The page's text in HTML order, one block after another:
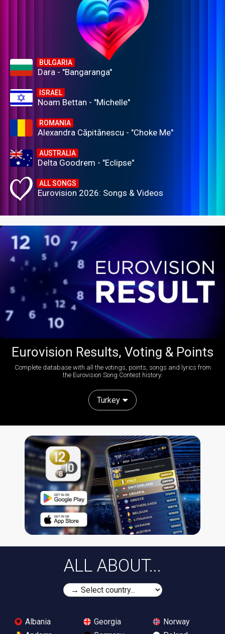
BULGARIA
Dara - "Bangaranga"
ISRAEL
Noam Bettan - "Michelle"
ROMANIA
Alexandra Căpitănescu - "Choke Me"
AUSTRALIA
Delta Goodrem - "Eclipse"
ALL SONGS
Eurovision 2026: Songs & Videos
Eurovision Results, Voting & Points
Complete database with all the votings, points, songs and lyrics from
the Eurovision Song Contest history:
Turkey
ALL ABOUT...
Albania
Georgia
Norway